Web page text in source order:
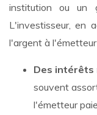
institution ou un
L'investisseur, en
l'argent à
Des intérêts
souvent
l'émetteur